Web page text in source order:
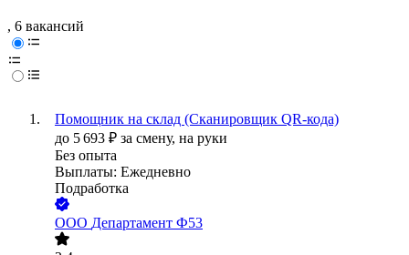
, 6 вакансий
Помощник на склад (Сканировщик QR-кода)
до 5 693 ₽ за смену, на руки
Без опыта
Выплаты: Ежедневно
Подработка
ООО Департамент Ф53